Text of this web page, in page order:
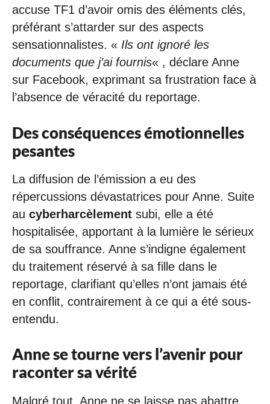
accuse TF1 d’avoir omis des éléments clés,
préférant s’attarder sur des aspects
sensationnalistes. « Ils ont ignoré les
documents que j’ai fournis« , déclare Anne
sur Facebook, exprimant sa frustration face à
l’absence de véracité du reportage.
Des conséquences émotionnelles
pesantes
La diffusion de l’émission a eu des
répercussions dévastatrices pour Anne. Suite
au cyberharcèlement subi, elle a été
hospitalisée, apportant à la lumière le sérieux
de sa souffrance. Anne s’indigne également
du traitement réservé à sa fille dans le
reportage, clarifiant qu’elles n’ont jamais été
en conflit, contrairement à ce qui a été sous-
entendu.
Anne se tourne vers l’avenir pour
raconter sa vérité
Malgré tout, Anne ne se laisse pas abattre.